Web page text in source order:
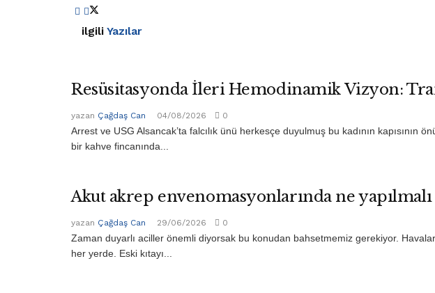
ilgili Yazılar
Resüsitasyonda İleri Hemodinamik Vizyon:
yazan Çağdaş Can 04/08/2026 0
Arrest ve USG Alsancak’ta falcılık ünü herkesçe duyulmuş bu kadının kapısının
bir kahve fincanında...
Akut akrep envenomasyonlarında ne yapılmalı
yazan Çağdaş Can 29/06/2026 0
Zaman duyarlı aciller önemli diyorsak bu konudan bahsetmemiz gerekiyor. Havalar
her yerde. Eski kıtayı...